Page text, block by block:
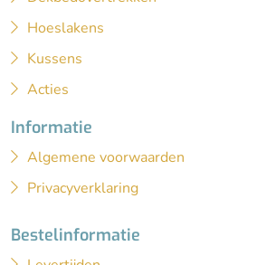
Hoeslakens
Kussens
Acties
Informatie
Algemene voorwaarden
Privacyverklaring
Bestelinformatie